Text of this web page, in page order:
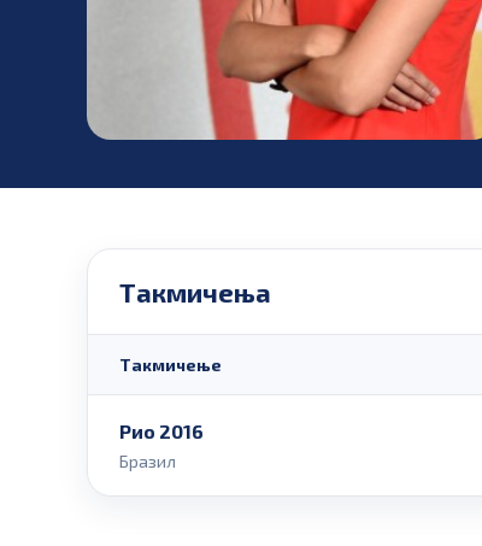
Такмичења
Такмичење
Рио 2016
Бразил